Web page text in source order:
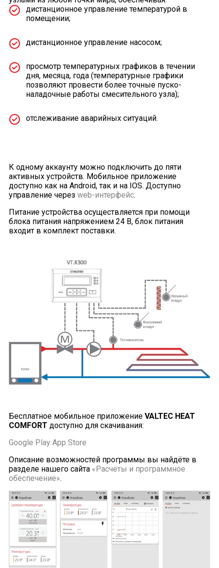
дистанционное управление температурой в
помещении;
дистанционное управление насосом;
просмотр температурных графиков в течении
дня, месяца, года (температурные графики
позволяют провести более точные пуско-
наладочные работы смесительного узла);
отслеживание аварийных ситуаций.
К одному аккаунту можно подключить до пяти
активных устройств. Мобильное приложение
доступно как на Android, так и на IOS. Доступно
управление через web-интерфейс.
Питание устройства осуществляется при помощи
блока питания напряжением 24 В, блок питания
входит в комплект поставки.
Бесплатное мобильное приложение VALTEC HEAT
COMFORT доступно для скачивания:
Google Play App Store
Описание возможностей программы вы найдёте в
разделе нашего сайта «Расчёты и программное
обеспечение».